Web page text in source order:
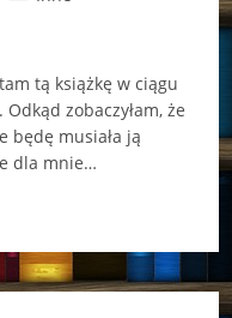
tą książkę w ciągu
zobaczyłam, że
będę musiała ją
dla mnie…